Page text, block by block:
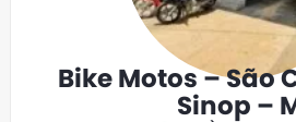
Bike Motos – São
Sinop –